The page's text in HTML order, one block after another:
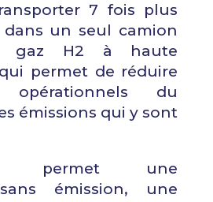
7 fois plus
dans un seul camion
gaz H2 à haute
permet de réduire
du
émissions qui y sont
permet une
émission, une